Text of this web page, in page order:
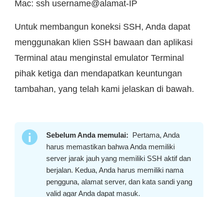
Mac: ssh username@alamat-IP
Untuk membangun koneksi SSH, Anda dapat
menggunakan klien SSH bawaan dan aplikasi
Terminal atau menginstal emulator Terminal
pihak ketiga dan mendapatkan keuntungan
tambahan, yang telah kami jelaskan di bawah.
Sebelum Anda memulai: Pertama, Anda
harus memastikan bahwa Anda memiliki
server jarak jauh yang memiliki SSH aktif dan
berjalan. Kedua, Anda harus memiliki nama
pengguna, alamat server, dan kata sandi yang
valid agar Anda dapat masuk.